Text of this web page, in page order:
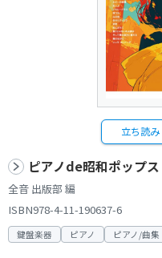
立ち読み
ピアノde昭和ポップ
全音 出版部 編
ISBN978-4-11-190637-6
鍵盤楽器 ピアノ ピアノ/曲集